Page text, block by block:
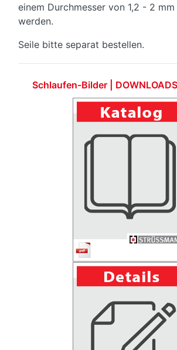
einem Durchmesser von 1,2 - 2
werden.
Seile bitte separat bestellen.
Schlaufen-Bilder | DOWNLOADS